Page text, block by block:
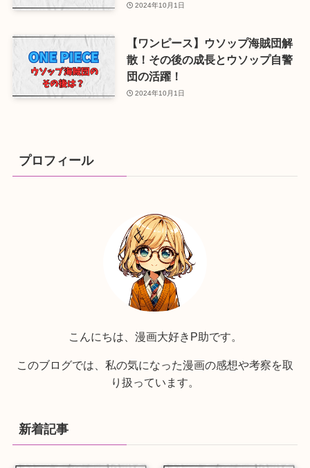
2024年10月1日
【ワンピース】ウソップ海賊団解
散！その後の成長とウソップ自警
団の活躍！
2024年10月1日
プロフィール
こんにちは、漫画大好きP助です。
このブログでは、私の気になった漫画の感想や考察を取
り扱っています。
新着記事